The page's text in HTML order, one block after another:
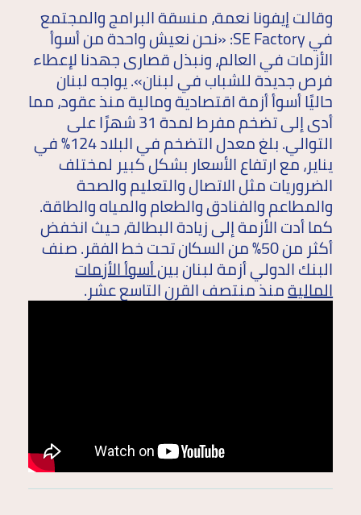
وقالت إيفونا نعمة، منسقة البرامج والمجتمع
في SE Factory: «نحن نعيش واحدة من أسوأ
الأزمات في العالم، ونبذل قصارى جهدنا لإعطاء
فرص جديدة للشباب في لبنان». يواجه لبنان
حاليًا أسوأ أزمة اقتصادية ومالية منذ عقود، مما
أدى إلى تضخم مفرط لمدة 31 شهرًا على
التوالي. بلغ معدل التضخم في البلاد 124٪ في
يناير، مع ارتفاع الأسعار بشكل كبير لمختلف
الضروريات مثل الاتصال والتعليم والصحة
والمطاعم والفنادق والطعام والمياه والطاقة.
كما أدت الأزمة إلى زيادة البطالة، حيث انخفض
أكثر من 50٪ من السكان تحت خط الفقر. صنف
البنك الدولي أزمة لبنان بين أسوأ الأزمات
الماليةمنذ منتصف القرن التاسع عشر.